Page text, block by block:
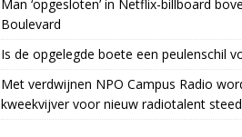
Man ‘opgesloten’ in Netflix-billboard
Boulevard
Is de opgelegde boete een peulenschil
Met verdwijnen NPO Campus Radio
kweekvijver voor nieuw radiotalent